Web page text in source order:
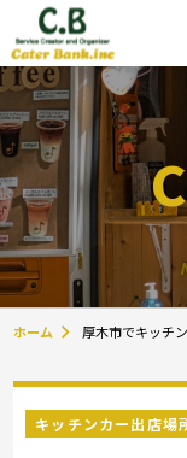
ホーム 厚木市でキッチ
キッチンカー出店場